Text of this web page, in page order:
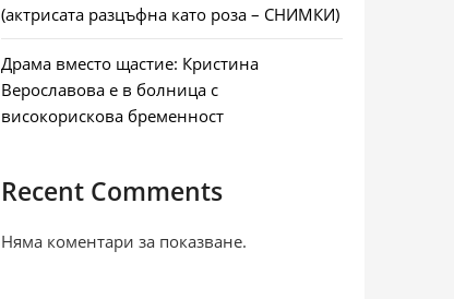
(актрисата разцъфна като роза – СНИМКИ)
Драма вместо щастие: Кристина
Верославова е в болница с
високорискова бременност
Recent Comments
Няма коментари за показване.